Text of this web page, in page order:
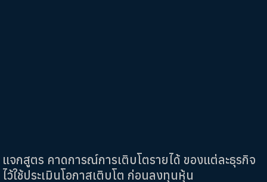
แจกสูตร คาดการณ์การเติบโตรายได้ ของแต่ละธุรกิจ
ไว้ใช้ประเมินโอกาสเติบโต ก่อนลงทุนหุ้น